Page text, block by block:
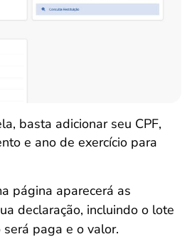
basta adicionar seu CPF,
e ano de exercício para
página aparecerá as
declaração, incluindo o lote
paga e o valor.